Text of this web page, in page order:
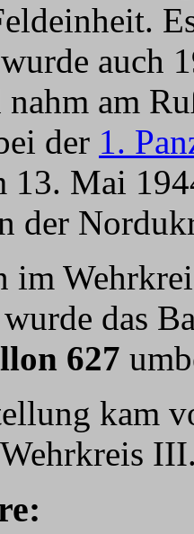
auch
nahm am
der 1.
13. Mai
der
im
das
627
kam